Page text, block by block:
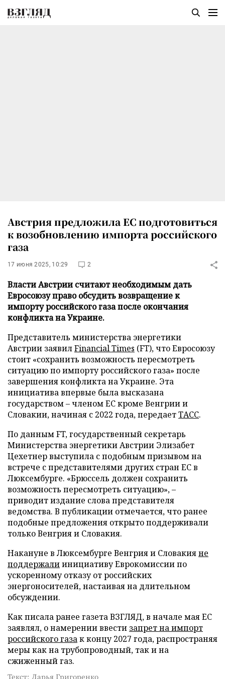
Австрия предложила ЕС подготовиться
к возобновлению импорта российского
газа
17 июня 2025, 10:29 2
Власти Австрии считают необходимым дать
Евросоюзу право обсудить возвращение к
импорту российского газа после окончания
конфликта на Украине.
Представитель министерства энергетики
Австрии заявилFinancial Times (FT), что Евросоюзу
стоит «сохранить возможность пересмотреть
ситуацию по импорту российского газа» после
завершения конфликта на Украине. Эта
инициатива впервые была высказана
государством – членом ЕС кроме Венгрии и
Словакии, начиная с 2022 года, передаетТАСС.
По данным FT, государственный секретарь
Министерства энергетики Австрии Элизабет
Цехетнер выступила с подобным призывом на
встрече с представителями других стран ЕС в
Люксембурге. «Брюссель должен сохранить
возможность пересмотреть ситуацию», –
приводит издание слова представителя
ведомства. В публикации отмечается, что ранее
подобные предложения открыто поддерживали
только Венгрия и Словакия.
Накануне в Люксембурге Венгрия и Словакияне
поддержалиинициативу Еврокомиссии по
ускоренному отказу от российских
энергоносителей, настаивая на длительном
обсуждении.
Как писала ранее газета ВЗГЛЯД, в начале мая ЕС
заявлял, о намерении ввести запрет на импорт
российского газак концу 2027 года, распространяя
меры как на трубопроводный, так и на
сжиженный газ.
Текст: Дарья Григоренко